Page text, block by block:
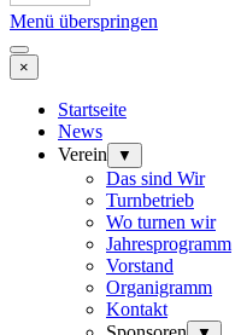
Menü überspringen
×
Startseite
News
Verein
▼
Das sind Wir
Turnbetrieb
Wo turnen wir
Jahresprogramm
Vorstand
Organigramm
Kontakt